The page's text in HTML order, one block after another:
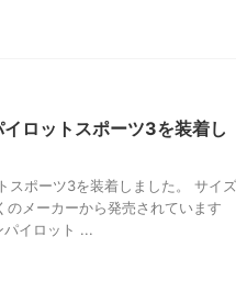
ロットスポーツ3を装着し
スポーツ3を装着しました。 サイズ
メーカーから発売されています
パイロット ...